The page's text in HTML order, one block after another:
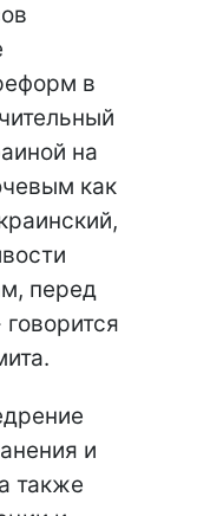
в
на
как
перед
и
также